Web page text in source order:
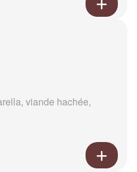
viande hachée,